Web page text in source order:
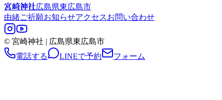
宮崎神社広島県東広島市
由緒ご祈願お知らせアクセスお問い合わせ
© 宮崎神社 | 広島県東広島市
電話する
LINEで予約 フォーム